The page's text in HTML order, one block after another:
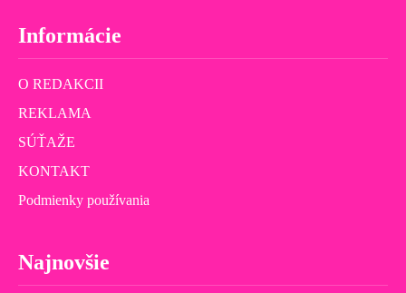
Informácie
O REDAKCII
REKLAMA
SÚŤAŽE
KONTAKT
Podmienky používania
Najnovšie